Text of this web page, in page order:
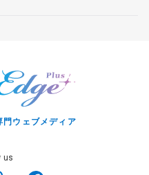
ウェブメディア
us